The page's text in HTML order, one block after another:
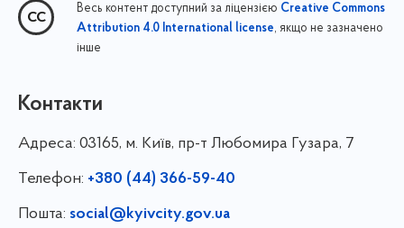
Весь контент доступний за ліцензією Creative Commons
Attribution 4.0 International license, якщо не зазначено
інше
Контакти
Адреса: 03165, м. Київ, пр-т Любомира Гузара, 7
Телефон: +380 (44) 366-59-40
Пошта: social@kyivcity.gov.ua